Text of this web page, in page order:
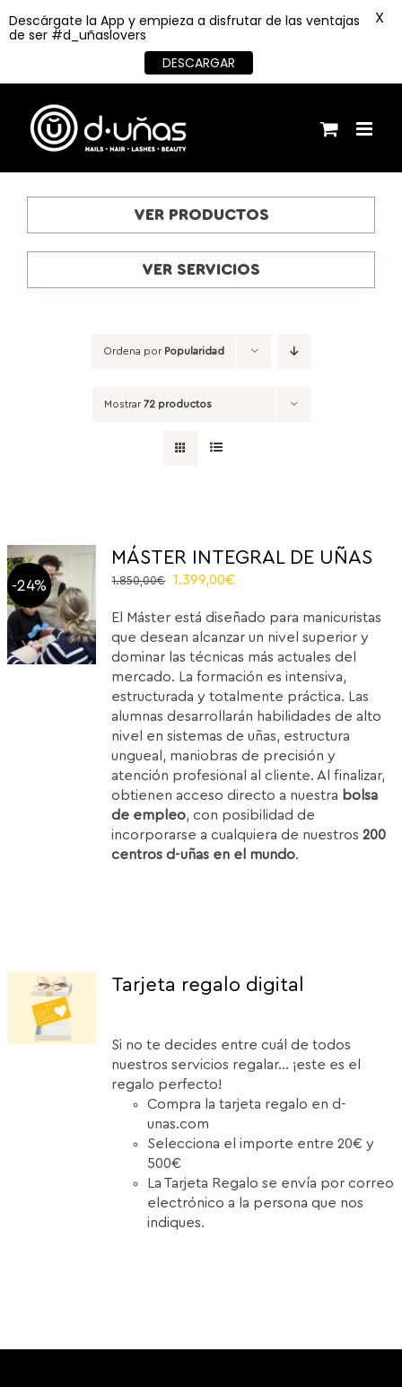
contenido
VER PRODUCTOS
VER SERVICIOS
Ordena por Popularidad
Mostrar72 productos
-24%
MÁSTER INTEGRAL DE UÑAS
1.850,00€
El
original
era:
1.850,00€.
1.399,00€
actual
es:
1.399,00€.
El Máster está diseñado para manicuristas
que desean alcanzar un nivel superior y
dominar las técnicas más actuales del
mercado. La formación es intensiva,
estructurada y totalmente práctica. Las
alumnas desarrollarán habilidades de alto
nivel en sistemas de uñas, estructura
ungueal, maniobras de precisión y
atención profesional al cliente. Al finalizar,
obtienen acceso directo a nuestra bolsa
de empleo, con posibilidad de
incorporarse a cualquiera de nuestros200
centros d-uñas en el mundo.
Tarjeta regalo digital
Si no te decides entre cuál de todos
nuestros servicios regalar... ¡este es el
regalo perfecto!
Compra la tarjeta regalo en d-
unas.com
Selecciona el importe entre 20€ y
500€
La Tarjeta Regalo se envía por correo
electrónico a la persona que nos
indiques.
Descárgate la App y empieza a disfrutar de las ventajas
de ser #d_uñaslovers
DESCARGAR
X